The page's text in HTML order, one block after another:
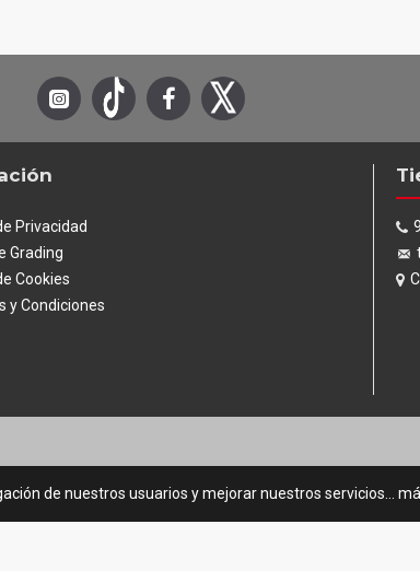
Privacidad
Grading
Cookies
y Condiciones
de nuestros usuarios y mejorar nuestros servicios...